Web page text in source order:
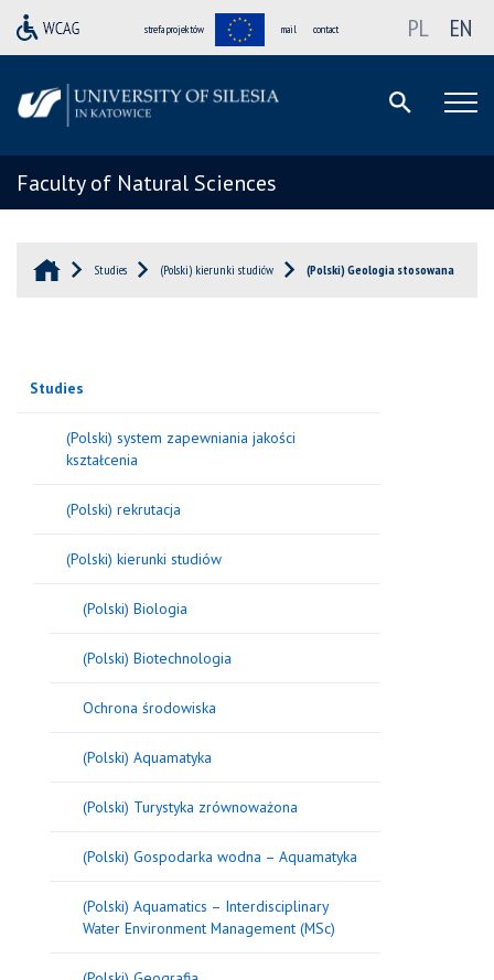
strefa projektów mail contact PL EN
Faculty of Natural Sciences
Studies (Polski) kierunki studiów (Polski) Geologia stosowana
Studies
(Polski) system zapewniania jakości
kształcenia
(Polski) rekrutacja
(Polski) kierunki studiów
(Polski) Biologia
(Polski) Biotechnologia
Ochrona środowiska
(Polski) Aquamatyka
(Polski) Turystyka zrównoważona
(Polski) Gospodarka wodna – Aquamatyka
(Polski) Aquamatics – Interdisciplinary
Water Environment Management (MSc)